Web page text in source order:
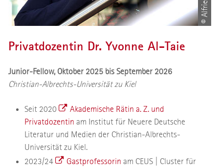
Privatdozentin Dr. Yvonne Al-Taie
Junior-Fellow, Oktober 2025 bis September 2026
Christian-Albrechts-Universität zu Kiel
Seit 2020
Akademische Rätin a. Z. und
Privatdozentin am Institut für Neuere Deutsche
Literatur und Medien der Christian-Albrechts-
Universität zu Kiel.
2023/24
Gastprofessorin am CEUS | Cluster für